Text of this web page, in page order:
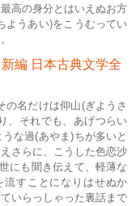
高の身分とはいえぬお方
ようあい)をこうむってい
新編 日本古典文学全
の名だけは仰山(ぎようさ
、それでも、あげつらい
な過(あやま)ちが多いと
さらに、こうした色恋沙
にも聞き伝えて、軽薄な
流すことになりはせぬか
いらっしゃった裏話まで